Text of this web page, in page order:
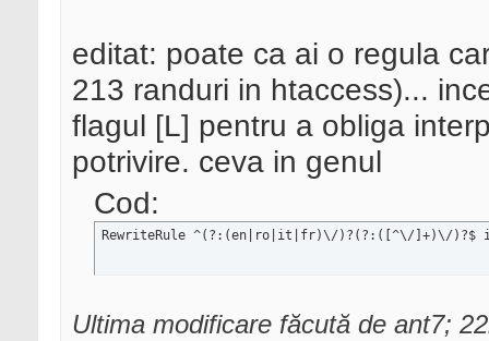
editat: poate ca ai o regula
213 randuri in htaccess)...
flagul [L] pentru a obliga
potrivire. ceva in genul
Cod:
RewriteRule ^(?:(en|ro|it|fr)\/)?(?:([^\/]+)\/)?$
Ultima modificare făcută de ant7;